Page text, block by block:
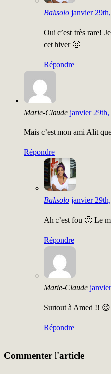
Balisolo janvier
Oui c’est très rare!
cet hiver 🙂
Répondre
Marie-Claude janvier 29th,
Mais c’est mon ami Alit
Répondre
Balisolo janvier
Ah c’est fou 🙂 Le
Répondre
Marie-Claude
Surtout à Amed !! 😉
Répondre
Commenter l'article